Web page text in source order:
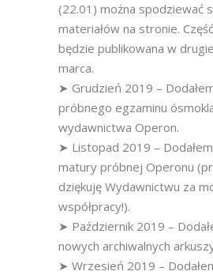
(22.01) można spodziewać
materiałów na stronie.
będzie publikowana w
marca.
➤ Grudzień 2019 –
próbnego egzaminu
wydawnictwa Operon.
➤ Listopad 2019 –
matury próbnej Operonu
dziękuję Wydawnictwu za
współpracy!).
➤ Październik 2019 –
nowych archiwalnych
➤ Wrzesień 2019 –